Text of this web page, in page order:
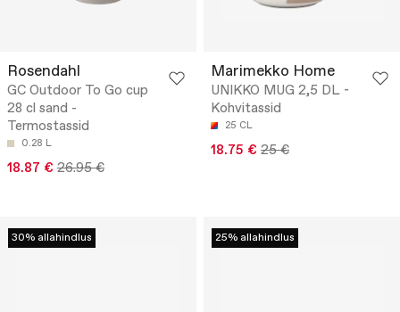
Rosendahl
GC Outdoor To Go cup
28 cl sand -
Termostassid
0.28 L
18.87 € 26.95 €
Marimekko Home
UNIKKO MUG 2,5 DL -
Kohvitassid
25 CL
18.75 € 25 €
30% allahindlus 25% allahindlus